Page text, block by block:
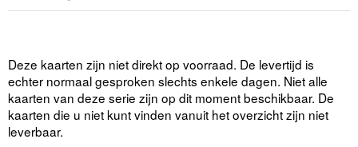
Deze kaarten zijn niet direkt op voorraad. De levertijd is
echter normaal gesproken slechts enkele dagen. Niet alle
kaarten van deze serie zijn op dit moment beschikbaar. De
kaarten die u niet kunt vinden vanuit het overzicht zijn niet
leverbaar.